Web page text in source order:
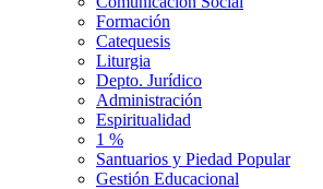
Formación
Catequesis
Liturgia
Depto. Jurídico
Administración
Espiritualidad
1 %
Santuarios y Piedad Popular
Gestión Educacional